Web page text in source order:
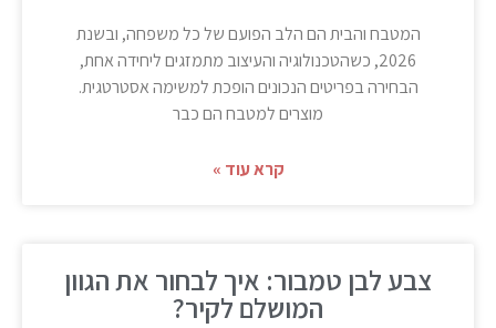
המטבח והבית הם הלב הפועם של כל משפחה, ובשנת
2026, כשהטכנולוגיה והעיצוב מתמזגים ליחידה אחת,
הבחירה בפריטים הנכונים הופכת למשימה אסטרטגית.
מוצרים למטבח הם כבר
קרא עוד »
צבע לבן טמבור: איך לבחור את הגוון
המושלם לקיר?